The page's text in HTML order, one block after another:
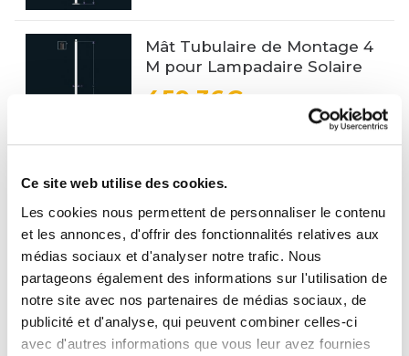
Ce site web utilise des cookies.
Les cookies nous permettent de personnaliser le contenu
et les annonces, d'offrir des fonctionnalités relatives aux
médias sociaux et d'analyser notre trafic. Nous
partageons également des informations sur l'utilisation de
notre site avec nos partenaires de médias sociaux, de
publicité et d'analyse, qui peuvent combiner celles-ci
avec d'autres informations que vous leur avez fournies
Mât Tubulaire de Montage 4
M pour Lampadaire Solaire
459.36€
Catégories
Bornes, Lampes, Lampadaires Solaires Puissants
Borne Solaire Puissante